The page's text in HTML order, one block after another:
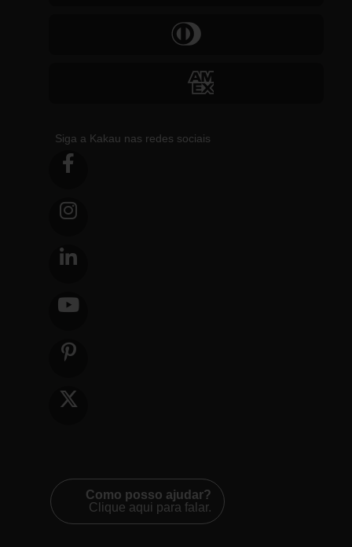
Siga a Kakau nas redes sociais
Como posso ajudar?
Clique aqui para falar.